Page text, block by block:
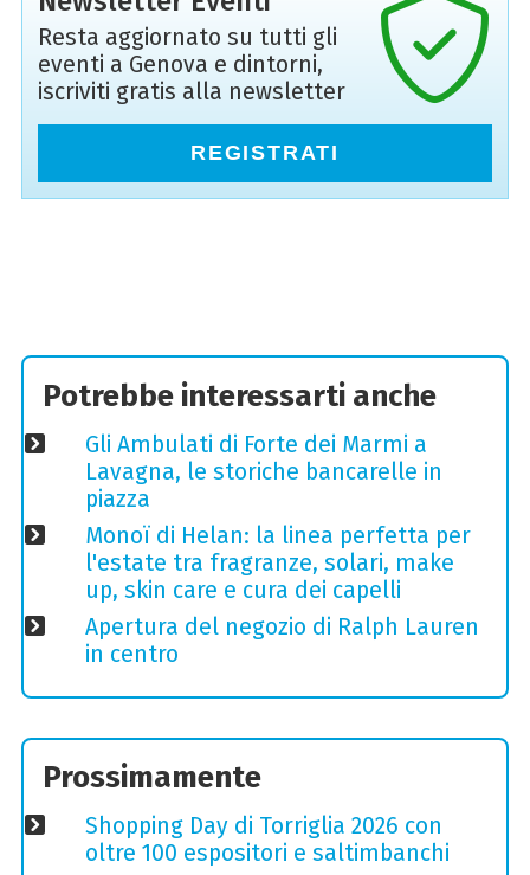
Resta aggiornato su tutti gli
eventi a Genova e dintorni,
iscriviti gratis alla newsletter
REGISTRATI
Potrebbe interessarti anche
Gli Ambulati di Forte dei Marmi a
Lavagna, le storiche bancarelle in
piazza
Monoï di Helan: la linea perfetta per
l'estate tra fragranze, solari, make
up, skin care e cura dei capelli
Apertura del negozio di Ralph Lauren
in centro
Prossimamente
Shopping Day di Torriglia 2026 con
oltre 100 espositori e saltimbanchi